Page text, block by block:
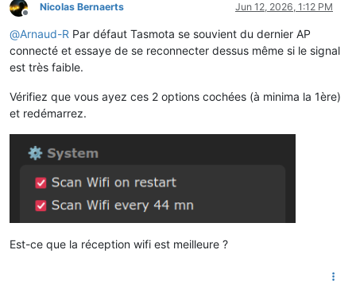
Offline
Nicolas Bernaerts Jun 12, 2026, 1:12 PM
@Arnaud-R Par défaut Tasmota se souvient du dernier AP
connecté et essaye de se reconnecter dessus même si le signal
est très faible.
Vérifiez que vous ayez ces 2 options cochées (à minima la 1ère)
et redémarrez.
Est-ce que la réception wifi est meilleure ?